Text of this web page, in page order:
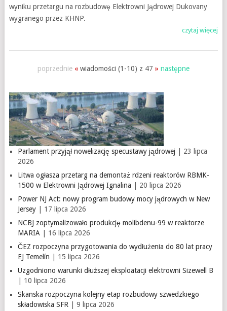
wyniku przetargu na rozbudowę Elektrowni Jądrowej Dukovany
wygranego przez KHNP.
czytaj więcej
poprzednie «wiadomości (1-10) z 47 » następne
Parlament przyjął nowelizację specustawy jądrowej | 23 lipca
2026
Litwa ogłasza przetarg na demontaż rdzeni reaktorów RBMK-
1500 w Elektrowni Jądrowej Ignalina | 20 lipca 2026
Power NJ Act: nowy program budowy mocy jądrowych w New
Jersey| 17 lipca 2026
NCBJ zoptymalizowało produkcję molibdenu-99 w reaktorze
MARIA | 16 lipca 2026
ČEZ rozpoczyna przygotowania do wydłużenia do 80 lat pracy
EJ Temelín | 15 lipca 2026
Uzgodniono warunki dłuższej eksploatacji elektrowni Sizewell B
| 10 lipca 2026
Skanska rozpoczyna kolejny etap rozbudowy szwedzkiego
składowiska SFR | 9 lipca 2026